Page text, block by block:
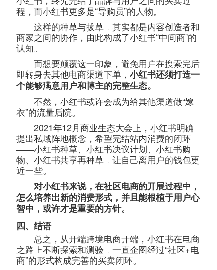
程，而小红书更多是“导购员”的人物。
这样的种草与拔草，其实都是内容创造者和
商家之间的协作，由此构成了小红书“中间商”的
认知。
而想要颠覆这一印象，避免用户在搜索完后
即转身去其他电商渠道下单， 小红书还须打造一
个能够满意用户和博主的完整生态。
不然，小红书或许会成为给其他渠道做“嫁
衣”的流量后院。
2021年12月商业生态大会上，小红书明确
提出私域阵地概念，希望完结站内消费的闭环
——小红书种草、小红书决议计划、小红书购
物、小红书共享再种草，让自己离用户的钱包更
近一些。
对小红书来说，在社区电商的开展过程中，
怎么培养出新的消费形式，并且能根植于用户心
智中，或许才是重要的方针。
四、结语
总之，从开端跨境电商开端，小红书在电商
之路上不断探索和测验，一直企图经过“社区+电
商”的形式构成完善的买卖闭环。